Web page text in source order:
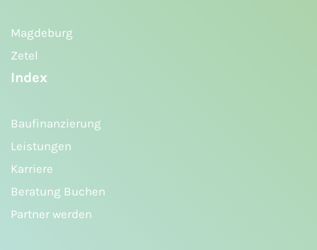
Magdeburg
Zetel
Index
Baufinanzierung
Leistungen
Karriere
Beratung Buchen
Partner werden